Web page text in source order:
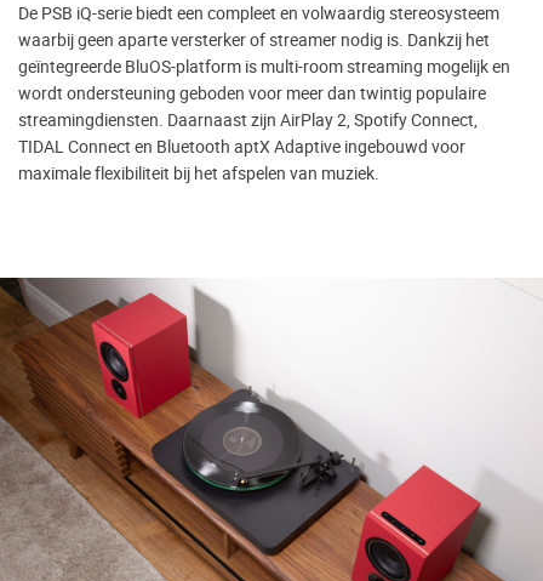
De PSB iQ-serie biedt een compleet en volwaardig stereosysteem
waarbij geen aparte versterker of streamer nodig is. Dankzij het
geïntegreerde BluOS-platform is multi-room streaming mogelijk en
wordt ondersteuning geboden voor meer dan twintig populaire
streamingdiensten. Daarnaast zijn AirPlay 2, Spotify Connect,
TIDAL Connect en Bluetooth aptX Adaptive ingebouwd voor
maximale flexibiliteit bij het afspelen van muziek.